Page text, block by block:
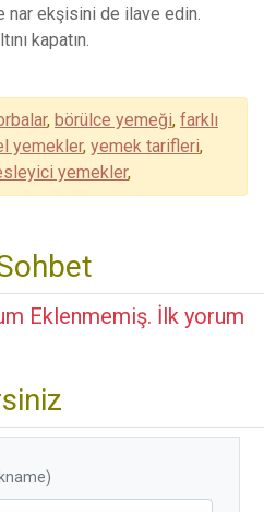
nar ekşisini de ilave edin.
kapatın.
, börülce yemeği, farklı
yemekler, yemek tarifleri,
yemekler,
Eklenmemiş. İlk yorum